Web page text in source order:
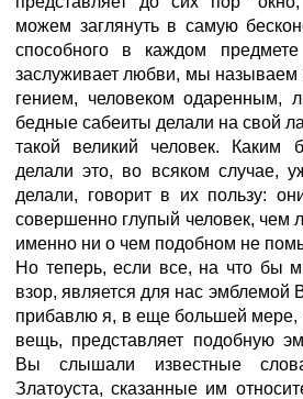
можем заглянуть в самую
способного в каждом
заслуживает любви, мы называем
гением, человеком одаренным,
бедные сабеиты делали на свой
такой великий человек.
делали это, во всяком случае,
делали, говорит в их пользу:
совершенно глупый человек, чем
именно ни о чем подобном не
Но теперь, если все, на что бы
взор, является для нас эмблемой
прибавлю я, в еще большей мере,
вещь, представляет подобную
Вы слышали известные
Златоуста, сказанные им